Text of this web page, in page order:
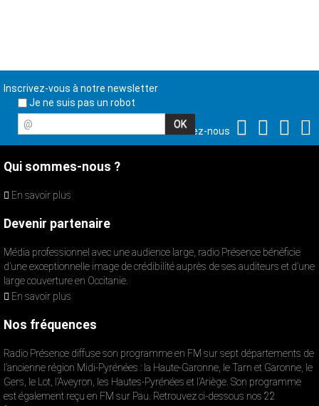
Inscrivez-vous à notre newsletter
Je ne suis pas un robot
@
Suivez-nous
Qui sommes-nous ?
En savoir plus
Devenir partenaire
Média professionnel avec une audience large, radio Présence bénéficie
d’une exceptionnelle image de crédibilité auprès de ses auditeurs et d’une
large couverture en Occitanie.
En savoir plus
Nos fréquences
Radio Présence diffuse son programme en FM sur sept départements de
l’ancienne région Midi-Pyrénées : la Haute-Garonne, le Tarn et Garonne, le
Gers, le Lot, l’Aveyron, les Hautes-Pyrénées et l’Ariège. Son programme
est également reçu en FM sur Pau. Retrouvez ci-dessous nos 22